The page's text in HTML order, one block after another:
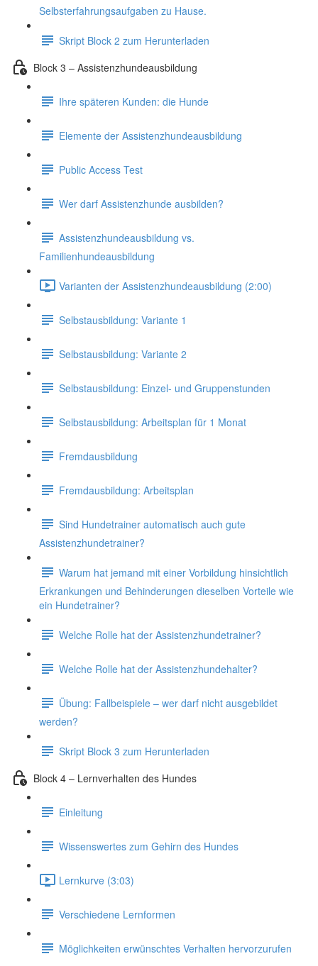
Selbsterfahrungsaufgaben zu Hause.
Skript Block 2 zum Herunterladen
Block 3 – Assistenzhundeausbildung
Ihre späteren Kunden: die Hunde
Elemente der Assistenzhundeausbildung
Public Access Test
Wer darf Assistenzhunde ausbilden?
Assistenzhundeausbildung vs.
Familienhundeausbildung
Varianten der Assistenzhundeausbildung (2:00)
Selbstausbildung: Variante 1
Selbstausbildung: Variante 2
Selbstausbildung: Einzel- und Gruppenstunden
Selbstausbildung: Arbeitsplan für 1 Monat
Fremdausbildung
Fremdausbildung: Arbeitsplan
Sind Hundetrainer automatisch auch gute
Assistenzhundetrainer?
Warum hat jemand mit einer Vorbildung hinsichtlich
Erkrankungen und Behinderungen dieselben Vorteile wie
ein Hundetrainer?
Welche Rolle hat der Assistenzhundetrainer?
Welche Rolle hat der Assistenzhundehalter?
Übung: Fallbeispiele – wer darf nicht ausgebildet
werden?
Skript Block 3 zum Herunterladen
Block 4 – Lernverhalten des Hundes
Einleitung
Wissenswertes zum Gehirn des Hundes
Lernkurve (3:03)
Verschiedene Lernformen
Möglichkeiten erwünschtes Verhalten hervorzurufen